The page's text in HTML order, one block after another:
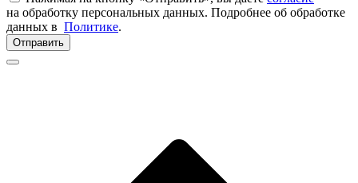
на обработку персональных данных. Подробнее об обработке
данных в Политике.
Отправить